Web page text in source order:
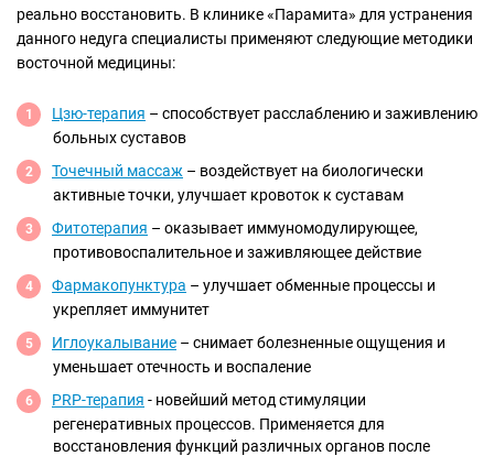
реально восстановить. В клинике «Парамита» для устранения
данного недуга специалисты применяют следующие методики
восточной медицины:
Цзю-терапия – способствует расслаблению и заживлению
больных суставов
Точечный массаж – воздействует на биологически
активные точки, улучшает кровоток к суставам
Фитотерапия – оказывает иммуномодулирующее,
противовоспалительное и заживляющее действие
Фармакопунктура – улучшает обменные процессы и
укрепляет иммунитет
Иглоукалывание – снимает болезненные ощущения и
уменьшает отечность и воспаление
PRP-терапия - новейший метод стимуляции
регенеративных процессов. Применяется для
восстановления функций различных органов после